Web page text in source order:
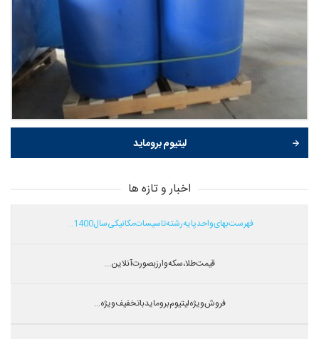
لیتیوم بروماید
اخبار و تازه ها
فهرست بهای واحد پایه رشته تاسیسات مکانیکی سال 1400...
قیمت طلا،سکه و ارز بصورت آنلاین...
فروش ویژه لیتیوم بروماید با تخفیف ویژه...